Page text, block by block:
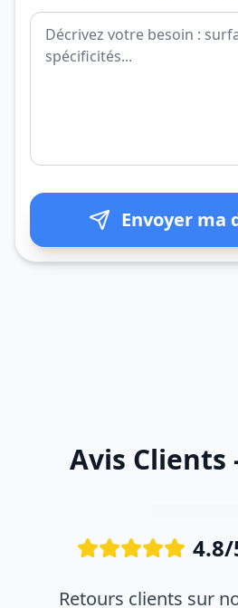
Envoyer ma
Avis Clients
4.8/
Retours clients sur